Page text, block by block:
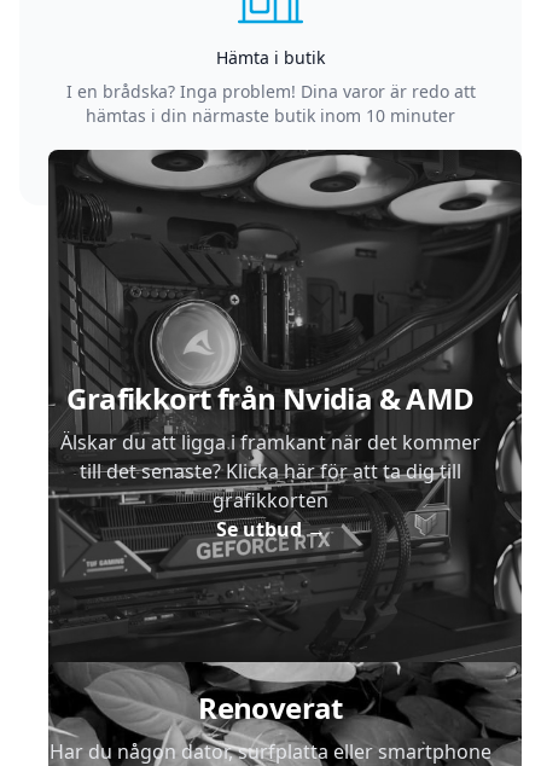
Hämta i butik
I en brådska? Inga problem! Dina varor är redo att
hämtas i din närmaste butik inom 10 minuter
Grafikkort från Nvidia & AMD
Älskar du att ligga i framkant när det kommer
till det senaste? Klicka här för att ta dig till
grafikkorten
Se utbud→
Renoverat
Har du någon dator, surfplatta eller smartphone